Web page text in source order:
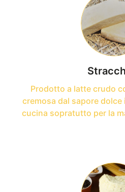
Prodotto a latte crudo
cremosa dal sapore
cucina sopratutto per la